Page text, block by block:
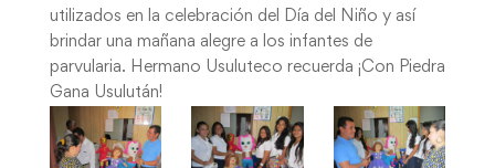
utilizados en la celebración del Día del Niño y así
brindar una mañana alegre a los infantes de
parvularia. Hermano Usuluteco recuerda ¡Con Piedra
Gana Usulután!